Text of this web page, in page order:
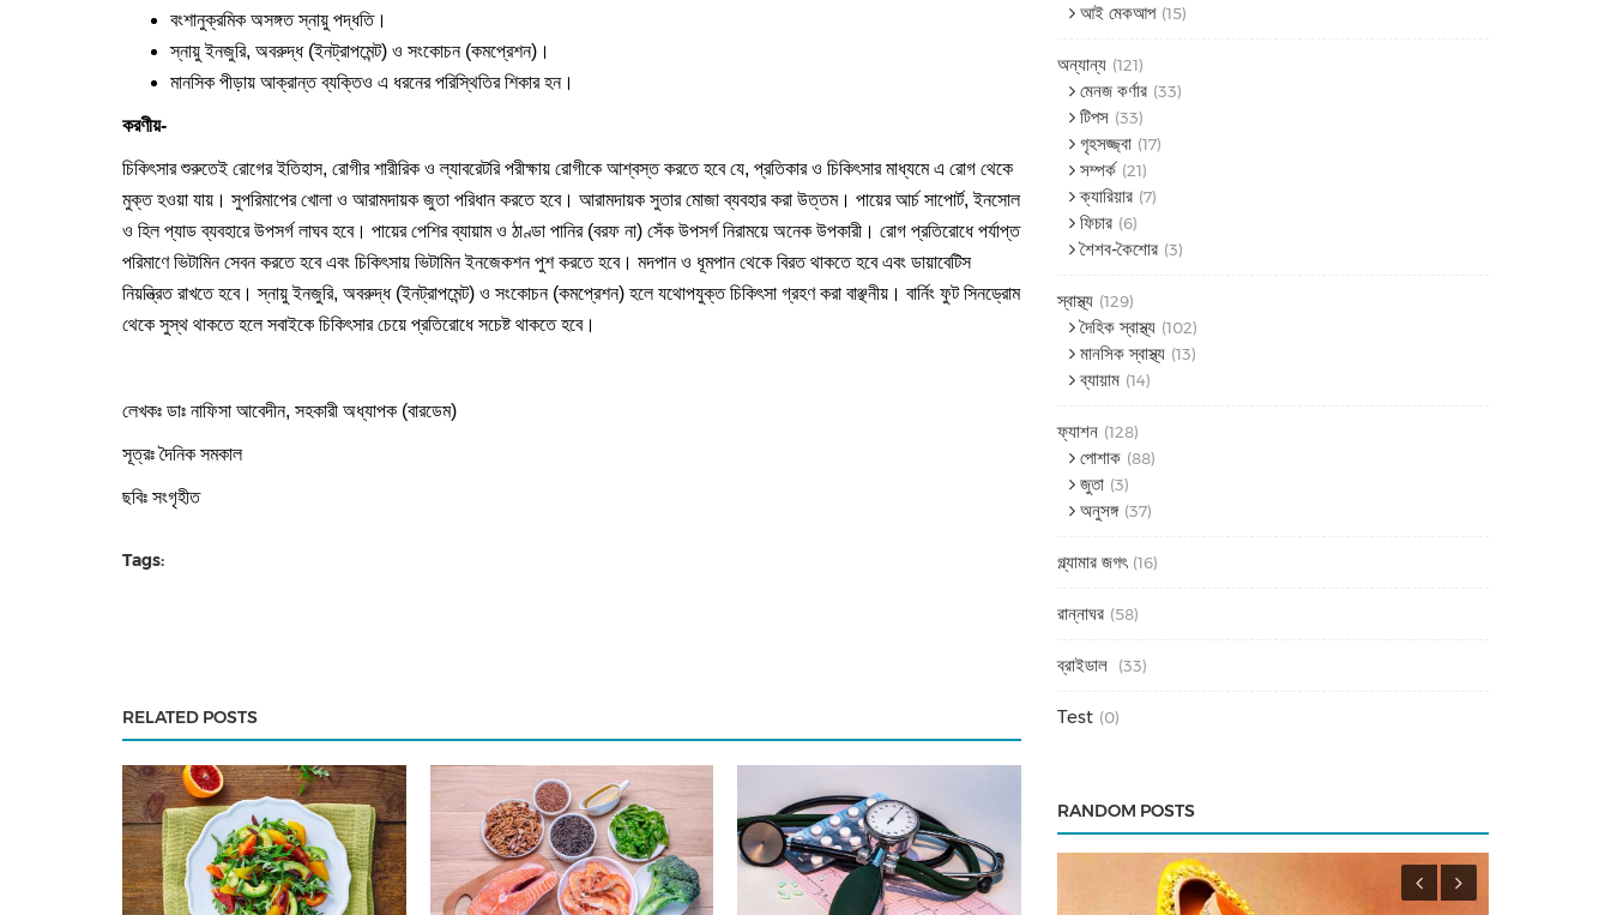
বংশানুক্রমিক অসঙ্গত স্নায়ু পদ্ধতি।
স্নায়ু ইনজুরি, অবরুদ্ধ (ইনট্রাপমেন্ট) ও সংকোচন (কমপ্রেশন)।
মানসিক পীড়ায় আক্রান্ত ব্যক্তিও এ ধরনের পরিস্থিতির শিকার হন।
করণীয়-
চিকিৎসার শুরুতেই রোগের ইতিহাস, রোগীর শারীরিক ও ল্যাবরেটরি পরীক্ষায় রোগীকে আশ্বস্ত করতে হবে যে, প্রতিকার ও চিকিৎসার মাধ্যমে এ রোগ থেকে
মুক্ত হওয়া যায়। সুপরিমাপের খোলা ও আরামদায়ক জুতা পরিধান করতে হবে। আরামদায়ক সুতার মোজা ব্যবহার করা উত্তম। পায়ের আর্চ সাপোর্ট, ইনসোল
ও হিল প্যাড ব্যবহারে উপসর্গ লাঘব হবে। পায়ের পেশির ব্যায়াম ও ঠাণ্ডা পানির (বরফ না) সেঁক উপসর্গ নিরাময়ে অনেক উপকারী। রোগ প্রতিরোধে পর্যাপ্ত
পরিমাণে ভিটামিন সেবন করতে হবে এবং চিকিৎসায় ভিটামিন ইনজেকশন পুশ করতে হবে। মদপান ও ধূমপান থেকে বিরত থাকতে হবে এবং ডায়াবেটিস
নিয়ন্ত্রিত রাখতে হবে। স্নায়ু ইনজুরি, অবরুদ্ধ (ইনট্রাপমেন্ট) ও সংকোচন (কমপ্রেশন) হলে যথোপযুক্ত চিকিৎসা গ্রহণ করা বাঞ্ছনীয়। বার্নিং ফুট সিনড্রোম
থেকে সুস্থ থাকতে হলে সবাইকে চিকিৎসার চেয়ে প্রতিরোধে সচেষ্ট থাকতে হবে।
লেখকঃ ডাঃ নাফিসা আবেদীন, সহকারী অধ্যাপক (বারডেম)
সূত্রঃ দৈনিক সমকাল
ছবিঃ সংগৃহীত
Tags:
RELATED POSTS
আই মেকআপ (15)
অন্যান্য (121)
মেনজ কর্ণার (33)
টিপস (33)
গৃহসজ্জ্বা (17)
সম্পর্ক (21)
ক্যারিয়ার (7)
ফিচার (6)
শৈশব-কৈশোর (3)
স্বাস্থ্য (129)
দৈহিক স্বাস্থ্য (102)
মানসিক স্বাস্থ্য (13)
ব্যায়াম (14)
ফ্যাশন (128)
পোশাক (88)
জুতা (3)
অনুসঙ্গ (37)
গ্ল্যামার জগৎ (16)
রান্নাঘর (58)
ব্রাইডাল (33)
Test (0)
RANDOM POSTS